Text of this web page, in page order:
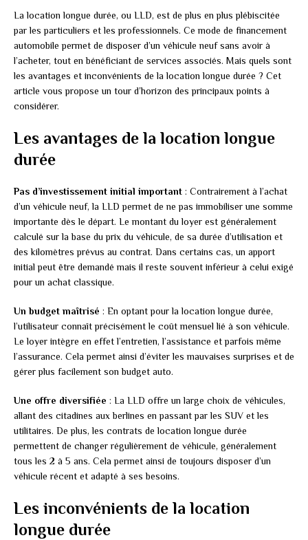
La location longue durée, ou LLD, est de plus en plus plébiscitée
par les particuliers et les professionnels. Ce mode de financement
automobile permet de disposer d’un véhicule neuf sans avoir à
l’acheter, tout en bénéficiant de services associés. Mais quels sont
les avantages et inconvénients de la location longue durée ? Cet
article vous propose un tour d’horizon des principaux points à
considérer.
Les avantages de la location longue
durée
Pas d’investissement initial important : Contrairement à l’achat
d’un véhicule neuf, la LLD permet de ne pas immobiliser une somme
importante dès le départ. Le montant du loyer est généralement
calculé sur la base du prix du véhicule, de sa durée d’utilisation et
des kilomètres prévus au contrat. Dans certains cas, un apport
initial peut être demandé mais il reste souvent inférieur à celui exigé
pour un achat classique.
Un budget maîtrisé : En optant pour la location longue durée,
l’utilisateur connaît précisément le coût mensuel lié à son véhicule.
Le loyer intègre en effet l’entretien, l’assistance et parfois même
l’assurance. Cela permet ainsi d’éviter les mauvaises surprises et de
gérer plus facilement son budget auto.
Une offre diversifiée : La LLD offre un large choix de véhicules,
allant des citadines aux berlines en passant par les SUV et les
utilitaires. De plus, les contrats de location longue durée
permettent de changer régulièrement de véhicule, généralement
tous les 2 à 5 ans. Cela permet ainsi de toujours disposer d’un
véhicule récent et adapté à ses besoins.
Les inconvénients de la location
longue durée